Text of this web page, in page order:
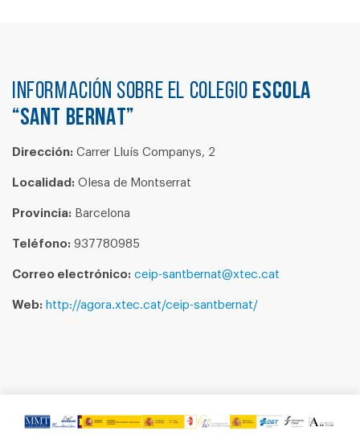
Información sobre el colegio ESCOLA
“SANT BERNAT”
Dirección: Carrer Lluís Companys, 2
Localidad: Olesa de Montserrat
Provincia: Barcelona
Teléfono: 937780985
Correo electrónico: ceip-santbernat@xtec.cat
Web: http://agora.xtec.cat/ceip-santbernat/